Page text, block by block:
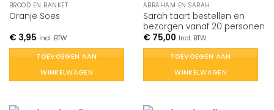
BROOD EN BANKET
Oranje Soes
€3,95 Incl. BTW
TOEVOEGEN AAN
WINKELWAGEN
ABRAHAM EN SARAH
Sarah taart bestellen en
bezorgen vanaf 20 personen
€75,00 Incl. BTW
TOEVOEGEN AAN
WINKELWAGEN